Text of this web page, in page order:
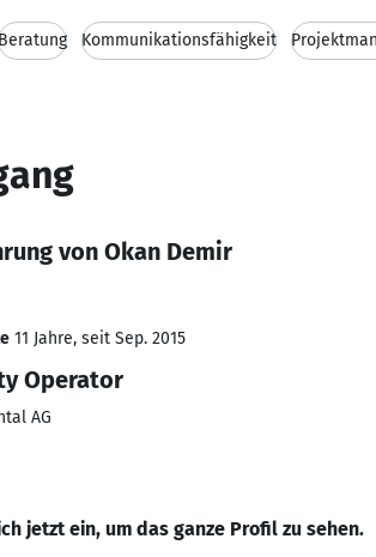
Kommunikationsfähigkeit
von Okan Demir
11 Jahre, seit Sep. 2015
Operator
AG
jetzt ein, um das ganze Profil zu sehen.